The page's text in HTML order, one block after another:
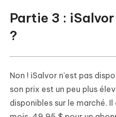
Partie 3 :
?
Non ! iSalvor n'est pas
son prix est un peu plus
disponibles sur le marché.